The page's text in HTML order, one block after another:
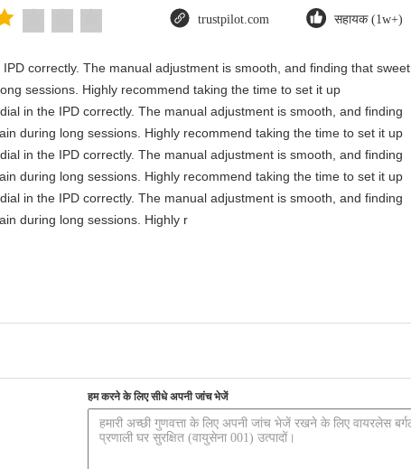
trustpilot.com सहायक (1w+)
correctly. The manual adjustment is smooth, and finding that sweet
sessions. Highly recommend taking the time to set it up
in the IPD correctly. The manual adjustment is smooth, and finding
during long sessions. Highly recommend taking the time to set it up
in the IPD correctly. The manual adjustment is smooth, and finding
during long sessions. Highly recommend taking the time to set it up
in the IPD correctly. The manual adjustment is smooth, and finding
during long sessions. Highly r
हम करने के लिए सीधे अपनी जांच भेजें